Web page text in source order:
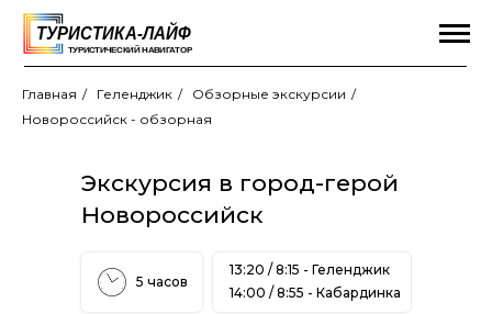
Главная / Геленджик / Обзорные экскурсии /
Новороссийск - обзорная
Экскурсия в город-герой
Новороссийск
13:20 / 8:15 - Геленджик
14:00 / 8:55 - Кабардинка
5 часов